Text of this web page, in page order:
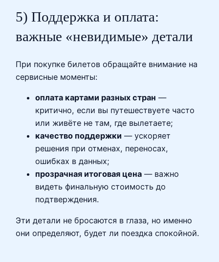
5) Поддержка и оплата:
важные «невидимые» детали
При покупке билетов обращайте внимание на
сервисные моменты:
оплата картами разных стран —
критично, если вы путешествуете часто
или живёте не там, где вылетаете;
качество поддержки — ускоряет
решения при отменах, переносах,
ошибках в данных;
прозрачная итоговая цена — важно
видеть финальную стоимость до
подтверждения.
Эти детали не бросаются в глаза, но именно
они определяют, будет ли поездка спокойной.